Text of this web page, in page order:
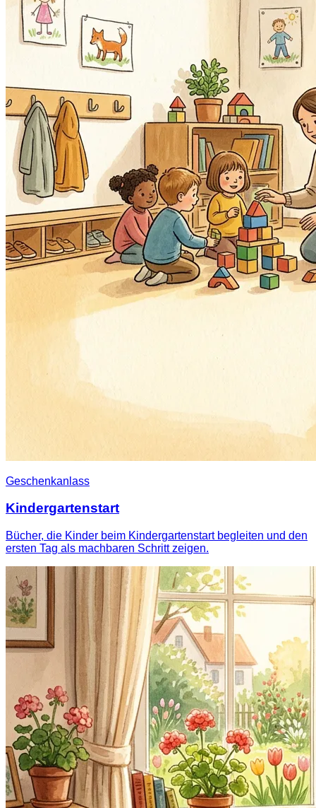
Geschenkanlass
Kindergartenstart
Bücher, die Kinder beim Kindergartenstart begleiten und den
ersten Tag als machbaren Schritt zeigen.